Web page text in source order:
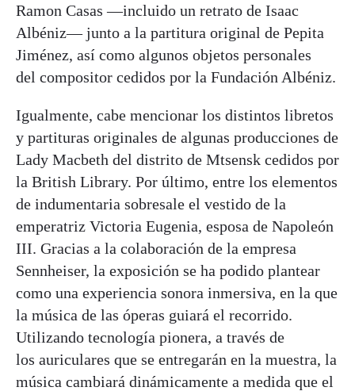
Ramon Casas —incluido un retrato de Isaac
Albéniz— junto a la partitura original de Pepita
Jiménez, así como algunos objetos personales
del compositor cedidos por la Fundación Albéniz.
Igualmente, cabe mencionar los distintos libretos
y partituras originales de algunas producciones de
Lady Macbeth del distrito de Mtsensk cedidos por
la British Library. Por último, entre los elementos
de indumentaria sobresale el vestido de la
emperatriz Victoria Eugenia, esposa de Napoleón
III. Gracias a la colaboración de la empresa
Sennheiser, la exposición se ha podido plantear
como una experiencia sonora inmersiva, en la que
la música de las óperas guiará el recorrido.
Utilizando tecnología pionera, a través de
los auriculares que se entregarán en la muestra, la
música cambiará dinámicamente a medida que el